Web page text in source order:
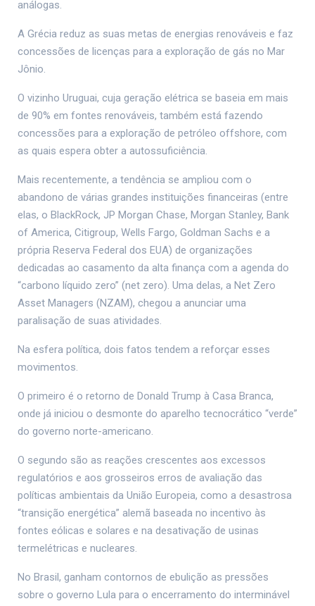
análogas.
A Grécia reduz as suas metas de energias renováveis e faz
concessões de licenças para a exploração de gás no Mar
Jônio.
O vizinho Uruguai, cuja geração elétrica se baseia em mais
de 90% em fontes renováveis, também está fazendo
concessões para a exploração de petróleo offshore, com
as quais espera obter a autossuficiência.
Mais recentemente, a tendência se ampliou com o
abandono de várias grandes instituições financeiras (entre
elas, o BlackRock, JP Morgan Chase, Morgan Stanley, Bank
of America, Citigroup, Wells Fargo, Goldman Sachs e a
própria Reserva Federal dos EUA) de organizações
dedicadas ao casamento da alta finança com a agenda do
“carbono líquido zero” (net zero). Uma delas, a Net Zero
Asset Managers (NZAM), chegou a anunciar uma
paralisação de suas atividades.
Na esfera política, dois fatos tendem a reforçar esses
movimentos.
O primeiro é o retorno de Donald Trump à Casa Branca,
onde já iniciou o desmonte do aparelho tecnocrático “verde”
do governo norte-americano.
O segundo são as reações crescentes aos excessos
regulatórios e aos grosseiros erros de avaliação das
políticas ambientais da União Europeia, como a desastrosa
“transição energética” alemã baseada no incentivo às
fontes eólicas e solares e na desativação de usinas
termelétricas e nucleares.
No Brasil, ganham contornos de ebulição as pressões
sobre o governo Lula para o encerramento do interminável